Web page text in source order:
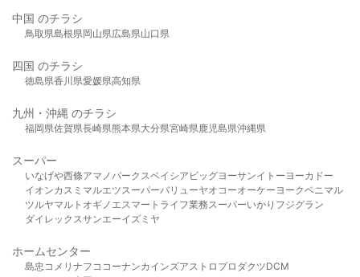
中国 のチラシ
鳥取県島根県岡山県広島県山口県
四国 のチラシ
徳島県香川県愛媛県高知県
九州・沖縄 のチラシ
福岡県佐賀県長崎県熊本県大分県宮崎県鹿児島県沖縄県
スーパー
いなげや西條アマノパークスベイシア ビッグヨーサンイトーヨーカドー
イオンカスミ マルエツスーパーバリューヤオコーオーケー ヨークベニマル
ツルヤマルト オギノ エスマート ライフ業務スーパーいかり フジグラン
ダイレックスサンエーイズミヤ
ホームセンター
島忠 コメリ ナフコ コーナンカインズアストロプロダクツDCM